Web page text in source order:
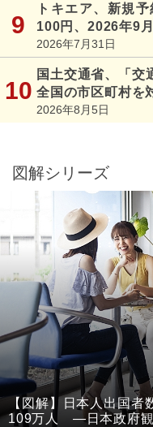
トキエア、新規
100円、2026年9
2026年7月31日
国土交通省、「交
全国の市区町村を
2026年8月5日
図解シリーズ
【図解】日本人出国
109万人 ―日本政府観